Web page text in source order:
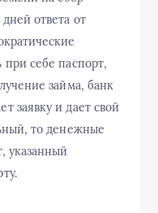
ответа от
себе паспорт,
займа, банк
заявку и дает свой
то денежные
указанный